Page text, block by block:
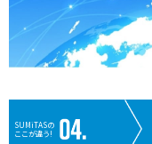
SUMiTASの
ここが違う!